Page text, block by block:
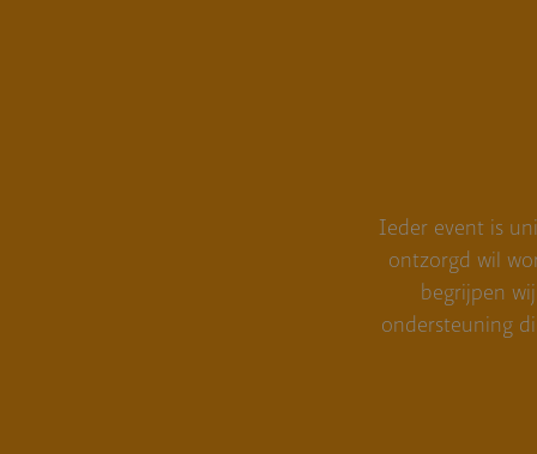
Ieder event is
ontzorgd wil
begrijpen
ondersteuning